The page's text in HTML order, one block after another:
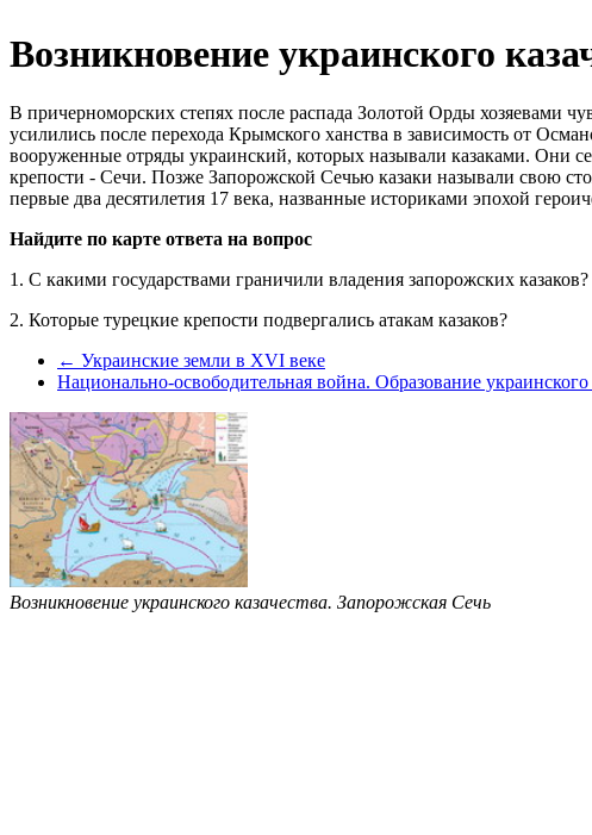
Возникновение украинского
В причерноморских степях после распада Золотой Орды хозяевами
усилились после перехода Крымского ханства в зависимость от
вооруженные отряды украинский, которых называли казаками. Они
крепости - Сечи. Позже Запорожской Сечью казаки называли свою
первые два десятилетия 17 века, названные историками эпохой
Найдите по карте ответа на вопрос
1. С какими государствами граничили владения запорожских казаков?
2. Которые турецкие крепости подвергались атакам казаков?
← Украинские земли в XVI веке
Национально-освободительная война. Образование украинского
Возникновение украинского казачества. Запорожская Сечь